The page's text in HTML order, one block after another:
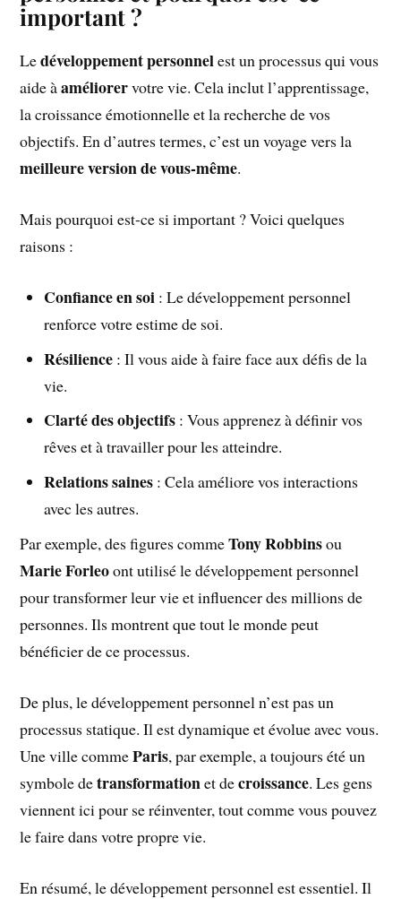
important ?
Ledéveloppement personnelest un processus qui vous
aide àaméliorervotre vie. Cela inclut l’apprentissage,
la croissance émotionnelle et la recherche de vos
objectifs. En d’autres termes, c’est un voyage vers la
meilleure version de vous-même.
Mais pourquoi est-ce si important ? Voici quelques
raisons :
Confiance en soi : Le développement personnel
renforce votre estime de soi.
Résilience : Il vous aide à faire face aux défis de la
vie.
Clarté des objectifs : Vous apprenez à définir vos
rêves et à travailler pour les atteindre.
Relations saines : Cela améliore vos interactions
avec les autres.
Par exemple, des figures commeTony Robbinsou
Marie Forleoont utilisé le développement personnel
pour transformer leur vie et influencer des millions de
personnes. Ils montrent que tout le monde peut
bénéficier de ce processus.
De plus, le développement personnel n’est pas un
processus statique. Il est dynamique et évolue avec vous.
Une ville commeParis, par exemple, a toujours été un
symbole detransformationet decroissance. Les gens
viennent ici pour se réinventer, tout comme vous pouvez
le faire dans votre propre vie.
En résumé, le développement personnel est essentiel. Il